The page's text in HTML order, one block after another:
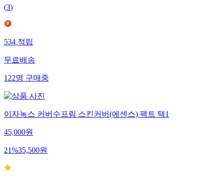
(3)
534적립
무료배송
122명구매중
이자녹스 커버수프림 스킨커버(에센스) 팩트 택1
45,000원
21%35,500원